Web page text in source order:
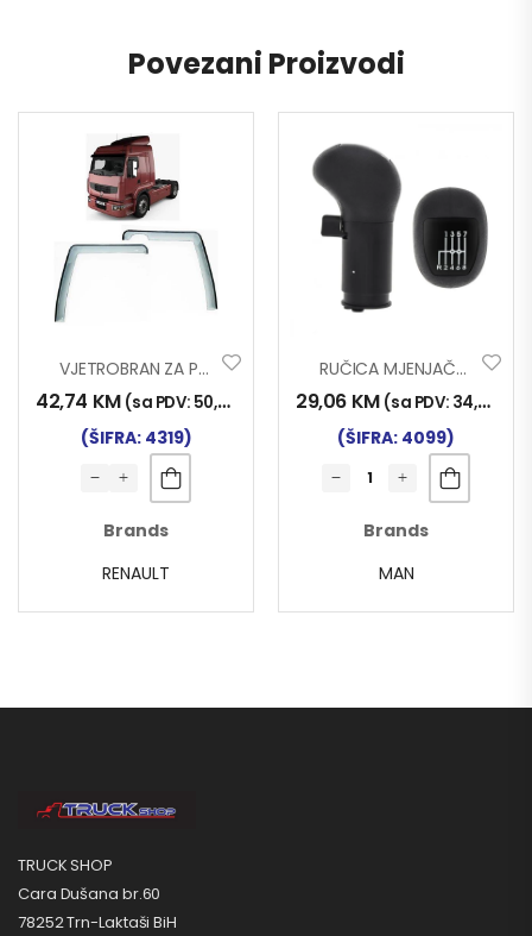
Povezani Proizvodi
VJETROBRAN ZA PROZOR RENAULT PREMIUM
42,74 KM (sa PDV: 50,00
(ŠIFRA: 4319)
Brands
RENAULT
RUČICA MJENJAČA MAN 19463-19464
29,06 KM (sa PDV: 34,00
(ŠIFRA: 4099)
Brands
MAN
TRUCK SHOP
Cara Dušana br.60
78252 Trn-Laktaši BiH